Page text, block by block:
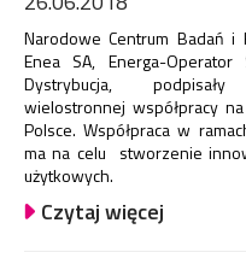
Narodowe Centrum Badań i
Enea SA, Energa-
Dystrybucja,
wielostronnej współpracy
Polsce. Współpraca w
ma na celu stworzenie
użytkowych.
Czytaj więcej